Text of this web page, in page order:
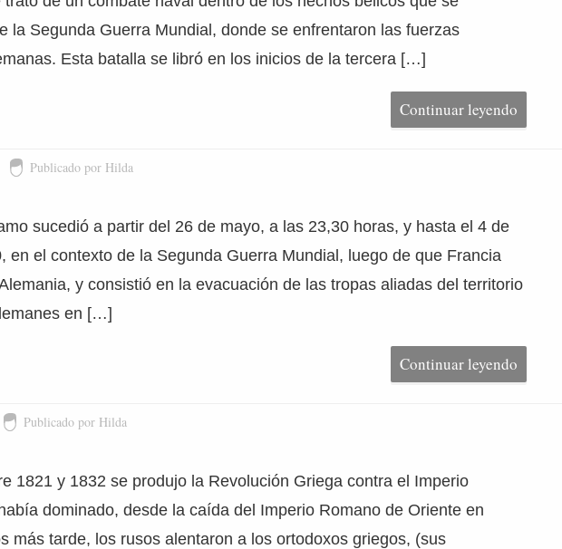
la Segunda Guerra Mundial, donde se enfrentaron las fuerzas
Esta batalla se libró en los inicios de la tercera […]
Continuar leyendo
Publicado por Hilda
sucedió a partir del 26 de mayo, a las 23,30 horas, y hasta el 4 de
en el contexto de la Segunda Guerra Mundial, luego de que Francia
y consistió en la evacuación de las tropas aliadas del territorio
en […]
Continuar leyendo
Publicado por Hilda
1821 y 1832 se produjo la Revolución Griega contra el Imperio
dominado, desde la caída del Imperio Romano de Oriente en
más tarde, los rusos alentaron a los ortodoxos griegos, (sus